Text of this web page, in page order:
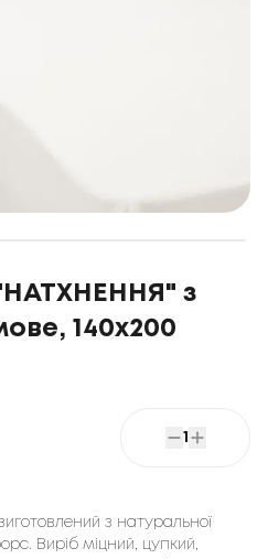
з
140x200
1
з натуральної
Виріб міцний, цупкий,